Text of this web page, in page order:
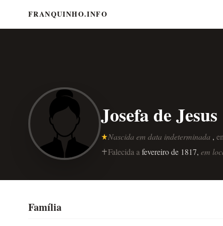
FRANQUINHO.INFO
Josefa de Jesus
Nascida em data indeterminada ,
Falecida a fevereiro de 1817, em
Família